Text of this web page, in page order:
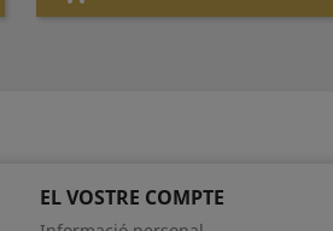
EL VOSTRE COMPTE